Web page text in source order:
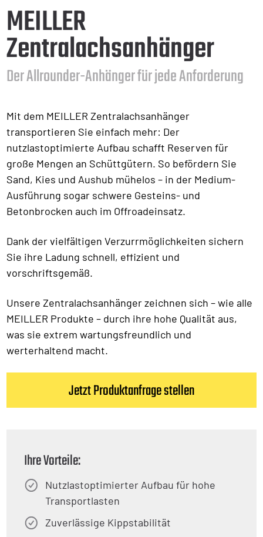
MEILLER
Zentralachsanhänger
Der Allrounder-Anhänger für jede Anforderung
Mit dem MEILLER Zentralachsanhänger
transportieren Sie einfach mehr: Der
nutzlastoptimierte Aufbau schafft Reserven für
große Mengen an Schüttgütern. So befördern Sie
Sand, Kies und Aushub mühelos – in der Medium-
Ausführung sogar schwere Gesteins- und
Betonbrocken auch im Offroadeinsatz.
Dank der vielfältigen Verzurrmöglichkeiten sichern
Sie ihre Ladung schnell, effizient und
vorschriftsgemäß.
Unsere Zentralachsanhänger zeichnen sich – wie alle
MEILLER Produkte – durch ihre hohe Qualität aus,
was sie extrem wartungsfreundlich und
werterhaltend macht.
Jetzt Produktanfrage stellen
Ihre Vorteile:
Nutzlastoptimierter Aufbau für hohe
Transportlasten
Zuverlässige Kippstabilität